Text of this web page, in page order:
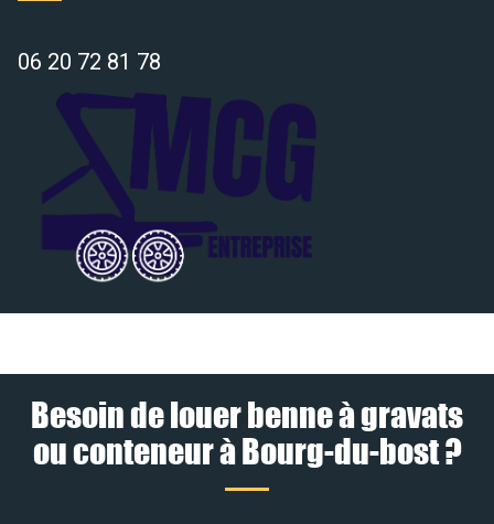
06 20 72 81 78
Besoin de louer benne à gravats
ou conteneur à Bourg-du-bost ?